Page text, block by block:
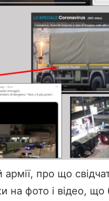
про що
на фото і відео, що